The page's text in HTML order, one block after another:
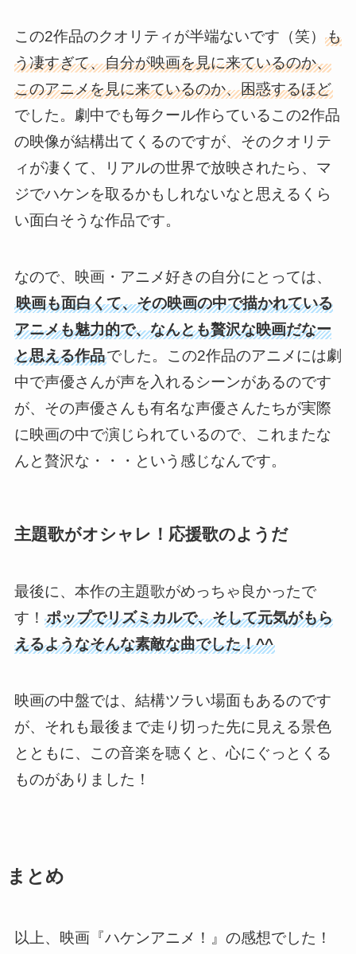
この2作品のクオリティが半端ないです（笑） も
う凄すぎて、自分が映画を見に来ているのか、
このアニメを見に来ているのか、困惑するほど
でした。劇中でも毎クール作らているこの2作品
の映像が結構出てくるのですが、そのクオリテ
ィが凄くて、リアルの世界で放映されたら、マ
ジでハケンを取るかもしれないなと思えるくら
い面白そうな作品です。
なので、映画・アニメ好きの自分にとっては、
映画も面白くて、その映画の中で描かれている
アニメも魅力的で、なんとも贅沢な映画だなー
と思える作品でした。この2作品のアニメには劇
中で声優さんが声を入れるシーンがあるのです
が、その声優さんも有名な声優さんたちが実際
に映画の中で演じられているので、これまたな
んと贅沢な・・・という感じなんです。
主題歌がオシャレ！応援歌のようだ
最後に、本作の主題歌がめっちゃ良かったで
す！ ポップでリズミカルで、そして元気がもら
えるようなそんな素敵な曲でした！^^
映画の中盤では、結構ツラい場面もあるのです
が、それも最後まで走り切った先に見える景色
とともに、この音楽を聴くと、心にぐっとくる
ものがありました！
まとめ
以上、映画『ハケンアニメ！』の感想でした！